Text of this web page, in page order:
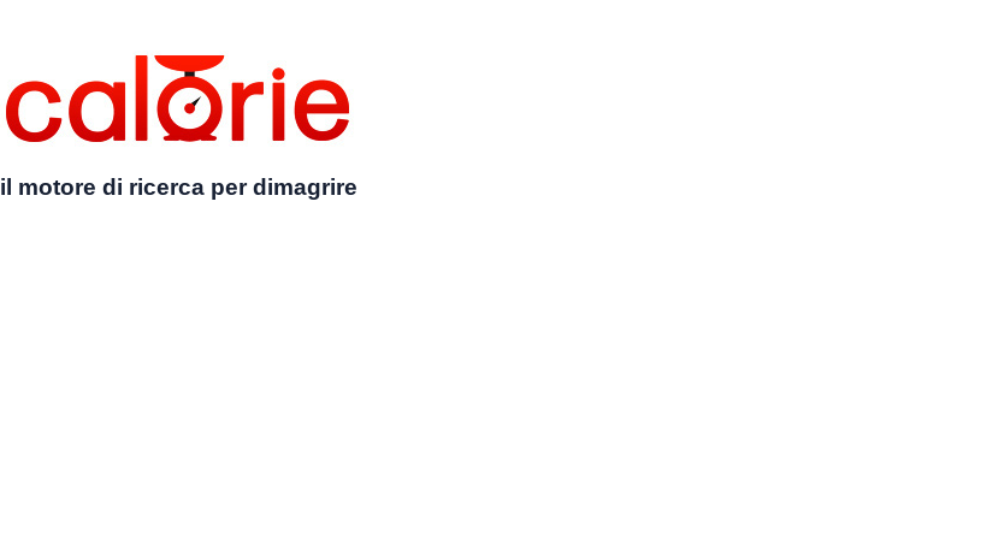
il motore di ricerca per dimagrire